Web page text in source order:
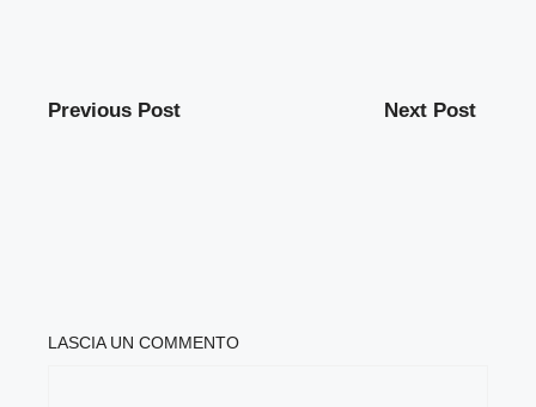
Previous Post Next Post
LASCIA UN COMMENTO